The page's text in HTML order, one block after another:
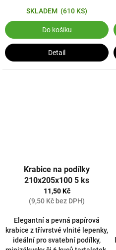
9
9
3
SKLADEM (610 KS)
Do košíku
Detail
Krabice na podílky
210x205x100 5 ks
11,50 Kč
(9,50 Kč bez DPH)
Elegantní a pevná papírová
krabice z třívrstvé vlnité lepenky,
ideální pro svatební podílky,